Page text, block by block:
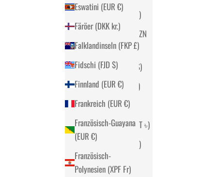
Eswatini (EUR €)
Färöer (DKK kr.)
Falklandinseln (FKP £)
Fidschi (FJD $)
Finnland (EUR €)
Frankreich (EUR €)
Französisch-Guayana
(EUR €)
Französisch-
Polynesien (XPF Fr)
Ascension (SHP £)
Aserbaidschan (AZN
₼)
Australien (AUD $)
Bahamas (BSD $)
Bahrain (EUR €)
Bangladesch (BDT ৳)
Barbados (BBD $)
Belarus (EUR €)